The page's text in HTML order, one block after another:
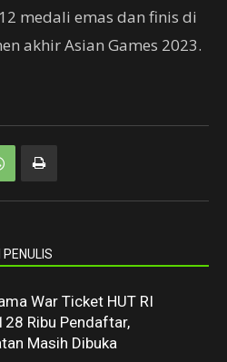
medali emas dan finis di
akhir Asian Games 2023.
PENULIS
War Ticket HUT RI
Ribu Pendaftar,
Masih Dibuka